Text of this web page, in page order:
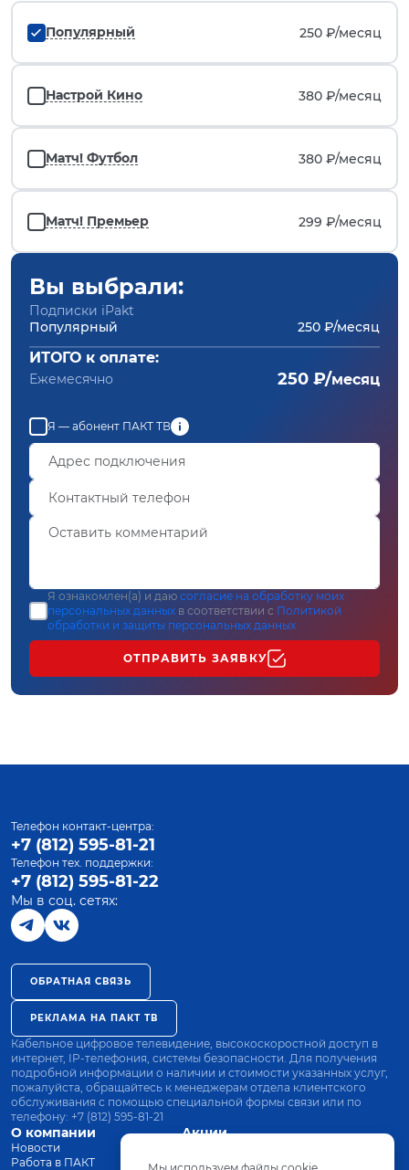
Популярный 250 ₽/месяц
Настрой Кино 380 ₽/месяц
Матч! Футбол 380 ₽/месяц
Матч! Премьер 299 ₽/месяц
Вы выбрали:
Подписки iPakt
Популярный
250 ₽/месяц
ИТОГО к оплате:
Ежемесячно 250 ₽/месяц
Я — абонент ПАКТ ТВ
Я ознакомлен(а) и даю согласие на обработку моих
персональных данных в соответствии с Политикой
обработки и защиты персональных данных
ОТПРАВИТЬ ЗАЯВКУ
О компании
Новости
Работа в ПАКТ
Акции
Оплата
Телефон контакт-центра:
+7 (812) 595-81-21
Телефон тех. поддержки:
+7 (812) 595-81-22
Мы в соц. сетях:
ОБРАТНАЯ СВЯЗЬ
РЕКЛАМА НА ПАКТ ТВ
Кабельное цифровое телевидение, высокоскоростной доступ в
интернет, IP-телефония, системы безопасности. Для получения
подробной информации о наличии и стоимости указанных услуг,
пожалуйста, обращайтесь к менеджерам отдела клиентского
обслуживания с помощью специальной формы связи или по
телефону: +7 (812) 595-81-21